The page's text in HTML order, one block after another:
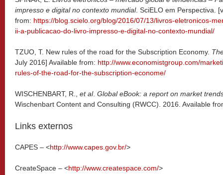
impresso e digital no contexto mundial. SciELO em Perspectiva.
from: https://blog.scielo.org/blog/2016/07/13/livros-eletronicos-
ii-a-publicacao-do-livro-impresso-e-digital-no-contexto-mundial/
TZUO, T. New rules of the road for the Subscription Economy.
July 2016] Available from: http://www.economistgroup.com/
rules-of-the-road-for-the-subscription-econome/
WISCHENBART, R., et al. Global eBook: a report on market
Wischenbart Content and Consulting (RWCC). 2016. Available
Links externos
CAPES – <http://www.capes.gov.br/>
CreateSpace – <http://www.createspace.com/>